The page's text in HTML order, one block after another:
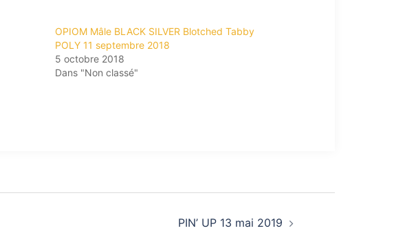
OPIOM Mâle BLACK SILVER Blotched Tabby
POLY 11 septembre 2018
5 octobre 2018
Dans "Non classé"
PIN’ UP 13 mai 2019